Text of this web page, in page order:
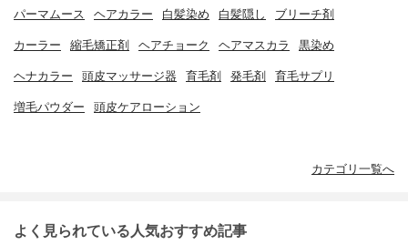
パーマムース ヘアカラー 白髪染め 白髪隠し ブリーチ剤
カーラー 縮毛矯正剤 ヘアチョーク ヘアマスカラ 黒染め
ヘナカラー 頭皮マッサージ器 育毛剤 発毛剤 育毛サプリ
増毛パウダー 頭皮ケアローション
カテゴリ一覧へ
よく見られている人気おすすめ記事